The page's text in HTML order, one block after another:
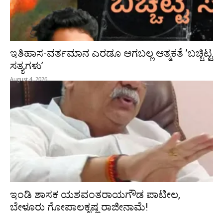
ಇತಿಹಾಸ-ವರ್ತಮಾನ ಎರಡೂ ಆಗಬಲ್ಲ ಆತ್ಮಕತೆ ʼಬಚ್ಚಿಟ್ಟ
ಸತ್ಯಗಳುʼ
August 4, 2026
ಇಂಡಿ ಶಾಸಕ ಯಶವಂತರಾಯಗೌಡ ಪಾಟೀಲ,
ಬೇಳೂರು ಗೋಪಾಲಕೃಷ್ಣ ರಾಜೀನಾಮೆ!